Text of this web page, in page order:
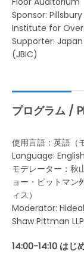
Sponsor:
Institute for
Supporter:
(JBIC)
プログラム /
使用言語：英語（
Language:
モデレーター：秋
ョー・ピットマン
ィス）
Moderator:
Shaw Pittman
14:00-14:10 は